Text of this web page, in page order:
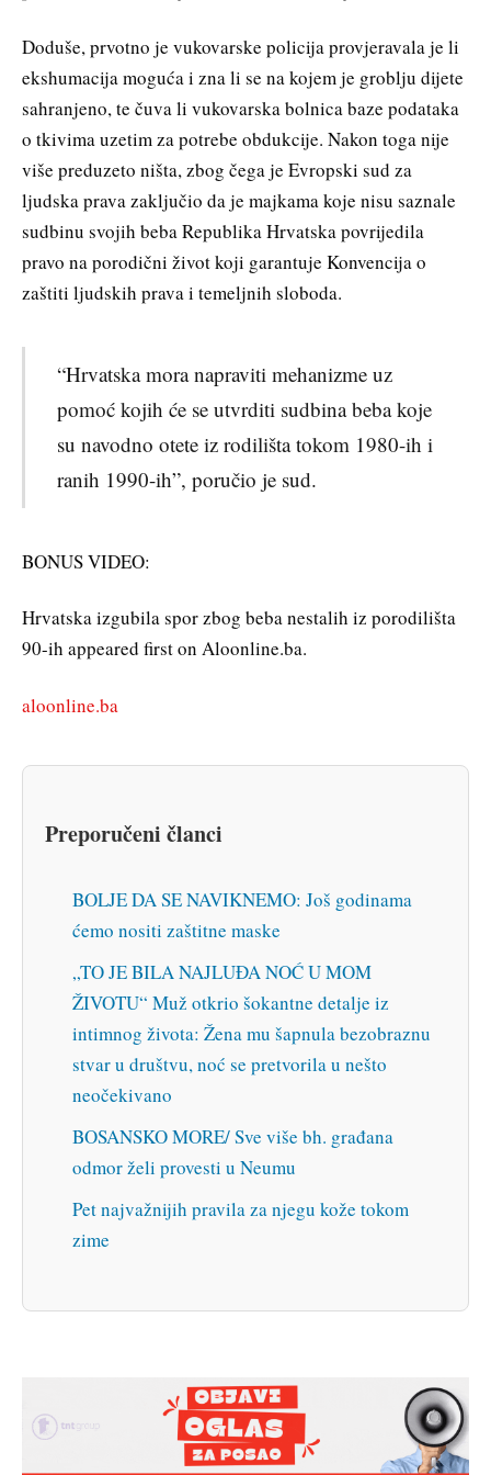
Doduše, prvotno je vukovarske policija provjeravala je li
ekshumacija moguća i zna li se na kojem je groblju dijete
sahranjeno, te čuva li vukovarska bolnica baze podataka
o tkivima uzetim za potrebe obdukcije. Nakon toga nije
više preduzeto ništa, zbog čega je Evropski sud za
ljudska prava zaključio da je majkama koje nisu saznale
sudbinu svojih beba Republika Hrvatska povrijedila
pravo na porodični život koji garantuje Konvencija o
zaštiti ljudskih prava i temeljnih sloboda.
“Hrvatska mora napraviti mehanizme uz
pomoć kojih će se utvrditi sudbina beba koje
su navodno otete iz rodilišta tokom 1980-ih i
ranih 1990-ih”, poručio je sud.
BONUS VIDEO:
Hrvatska izgubila spor zbog beba nestalih iz porodilišta
90-ih appeared first on Aloonline.ba.
aloonline.ba
Preporučeni članci
BOLJE DA SE NAVIKNEMO: Još godinama
ćemo nositi zaštitne maske
„TO JE BILA NAJLUĐA NOĆ U MOM
ŽIVOTU“ Muž otkrio šokantne detalje iz
intimnog života: Žena mu šapnula bezobraznu
stvar u društvu, noć se pretvorila u nešto
neočekivano
BOSANSKO MORE/ Sve više bh. građana
odmor želi provesti u Neumu
Pet najvažnijih pravila za njegu kože tokom
zime